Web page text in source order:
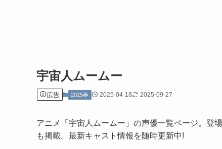
宇宙人ムームー
広告 2025春 2025-04-18 2025-09-27
アニメ「宇宙人ムームー」の声優一覧ページ。登
も掲載。最新キャスト情報を随時更新中!